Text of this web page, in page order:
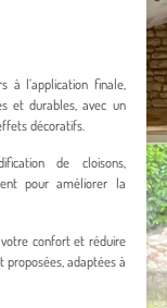
à l’application finale,
et durables, avec un
décoratifs.
de cloisons,
pour améliorer la
confort et réduire
proposées, adaptées à